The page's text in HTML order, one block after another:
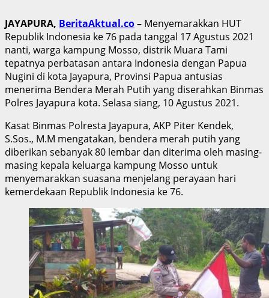
JAYAPURA, BeritaAktual.co– Menyemarakkan HUT
Republik Indonesia ke 76 pada tanggal 17 Agustus 2021
nanti, warga kampung Mosso, distrik Muara Tami
tepatnya perbatasan antara Indonesia dengan Papua
Nugini di kota Jayapura, Provinsi Papua antusias
menerima Bendera Merah Putih yang diserahkan Binmas
Polres Jayapura kota. Selasa siang, 10 Agustus 2021.
Kasat Binmas Polresta Jayapura, AKP Piter Kendek,
S.Sos., M.M mengatakan, bendera merah putih yang
diberikan sebanyak 80 lembar dan diterima oleh masing-
masing kepala keluarga kampung Mosso untuk
menyemarakkan suasana menjelang perayaan hari
kemerdekaan Republik Indonesia ke 76.